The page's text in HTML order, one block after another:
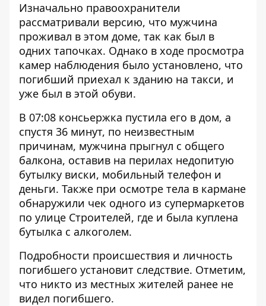
Изначально правоохранители
рассматривали версию, что мужчина
проживал в этом доме, так как был в
одних тапочках. Однако в ходе просмотра
камер наблюдения было установлено, что
погибший приехал к зданию на такси, и
уже был в этой обуви.
В 07:08 консьержка пустила его в дом, а
спустя 36 минут, по неизвестным
причинам, мужчина прыгнул с общего
балкона, оставив на перилах недопитую
бутылку виски, мобильный телефон и
деньги. Также при осмотре тела в кармане
обнаружили чек одного из супермаркетов
по улице Строителей, где и была куплена
бутылка с алкоголем.
Подробности происшествия и личность
погибшего установит следствие. Отметим,
что никто из местных жителей ранее не
видел погибшего.